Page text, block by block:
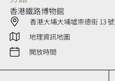
香港鐵路博物館
香港大埔大埔墟崇德街 13 號
地理資訊地圖
開放時間